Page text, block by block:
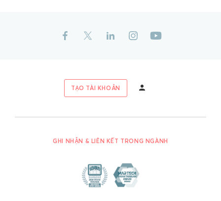
TẠO TÀI KHOẢN
GHI NHẬN & LIÊN KẾT TRONG NGÀNH